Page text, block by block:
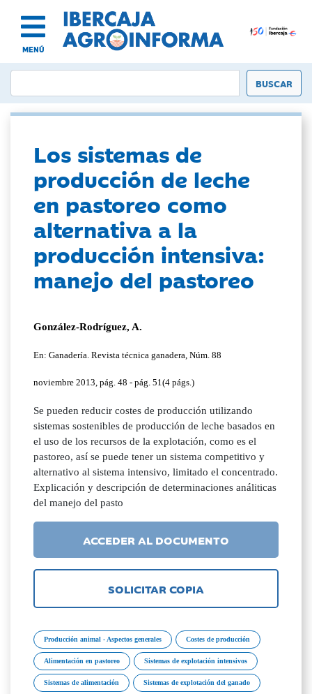
MENÚ
Los sistemas de
producción de leche
en pastoreo como
alternativa a la
producción intensiva:
manejo del pastoreo
González-Rodríguez, A.
En: Ganadería. Revista técnica ganadera, Núm. 88
noviembre 2013, pág. 48 - pág. 51(4 págs.)
Se pueden reducir costes de producción utilizando
sistemas sostenibles de producción de leche basados en
el uso de los recursos de la explotación, como es el
pastoreo, así se puede tener un sistema competitivo y
alternativo al sistema intensivo, limitado el concentrado.
Explicación y descripción de determinaciones análiticas
del manejo del pasto
ACCEDER AL DOCUMENTO
SOLICITAR COPIA
Producción animal - Aspectos generales Costes de producción
Alimentación en pastoreo Sistemas de explotación intensivos
Sistemas de alimentación Sistemas de explotación del ganado